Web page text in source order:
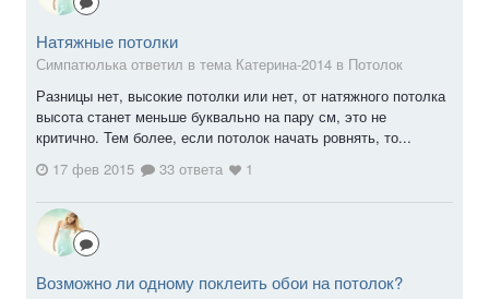
Натяжные потолки
Симпатюлька ответил в тема Катерина-2014 в Потолок
Разницы нет, высокие потолки или нет, от натяжного потолка
высота станет меньше буквально на пару см, это не
критично. Тем более, если потолок начать ровнять, то...
17 фев 2015
33 ответа 1
Возможно ли одному поклеить обои на потолок?